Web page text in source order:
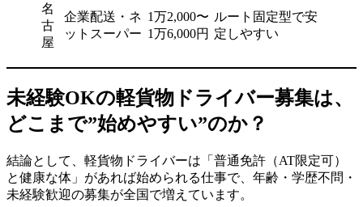
名
古
屋
企業配送・ネ
ットスーパー
1万2,000〜
1万6,000円
ルート固定型で安
定しやすい
未経験OKの軽貨物ドライバー募集は、
どこまで”始めやすい”のか？
結論として、軽貨物ドライバーは「普通免許（AT限定可）
と健康な体」があれば始められる仕事で、年齢・学歴不問・
未経験歓迎の募集が全国で増えています。